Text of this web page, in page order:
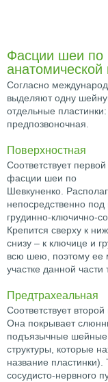
Фасции шеи по
Согласно
выделяют одну
отдельные
предпозвоночная.
Поверхностная
Соответствует первой
фасции шеи по
Шевкуненко.
непосредственно
грудинно-ключично-
Крепится сверху к
снизу – к ключице и
всю шею, поэтому ее
участке данной части
Предтрахеальная
Соответствует
Она покрывает
подъязычные
структуры, которые
название
сосудисто-нервного